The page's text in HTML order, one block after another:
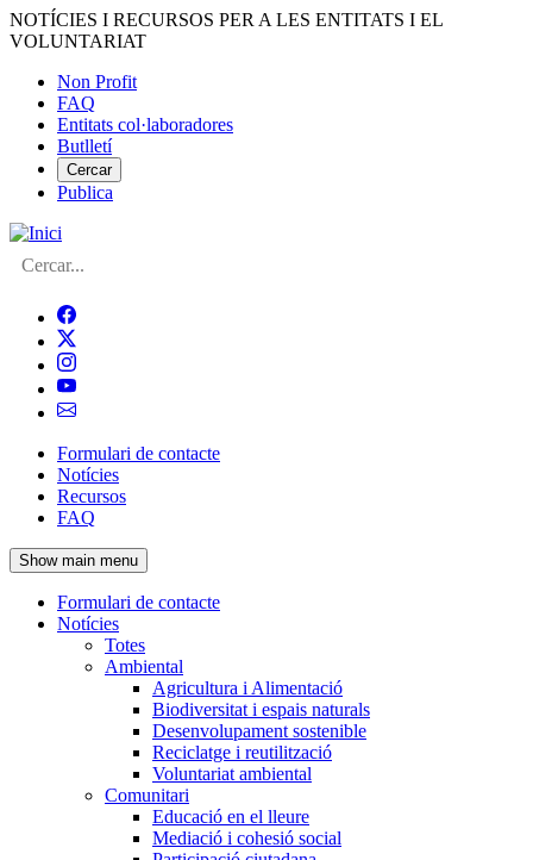
Vés
al
NOTÍCIES I RECURSOS PER A LES ENTITATS I EL
VOLUNTARIAT
Menú
del
compte
d'usuari
Non Profit
FAQ
Entitats col·laboradores
Butlletí
Cercar
Publica
Cerca
Navegació
principal
de
l'encapçalament
Formulari de contacte
Notícies
Recursos
FAQ
Show main menu
Navegació
principal
Formulari de contacte
Notícies
Totes
Ambiental
Agricultura i Alimentació
Biodiversitat i espais naturals
Desenvolupament sostenible
Reciclatge i reutilització
Voluntariat ambiental
Comunitari
Educació en el lleure
Mediació i cohesió social